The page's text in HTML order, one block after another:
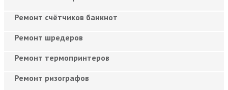
Ремонт счётчиков банкнот
Ремонт шредеров
Ремонт термопринтеров
Ремонт ризографов